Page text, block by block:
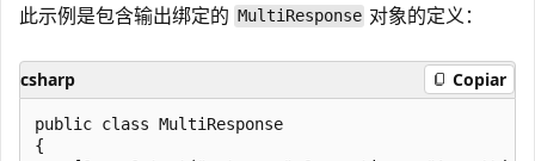
此示例是包含输出绑定的 MultiResponse 对象的定义：
csharp Copiar
public class MultiResponse
{